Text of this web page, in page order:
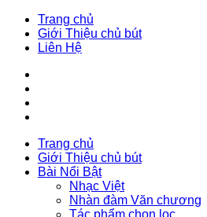
Trang chủ
Giới Thiệu chủ bút
Liên Hệ
Trang chủ
Giới Thiệu chủ bút
Bài Nổi Bật
Nhạc Việt
Nhàn đàm Văn chương
Tác phẩm chọn lọc